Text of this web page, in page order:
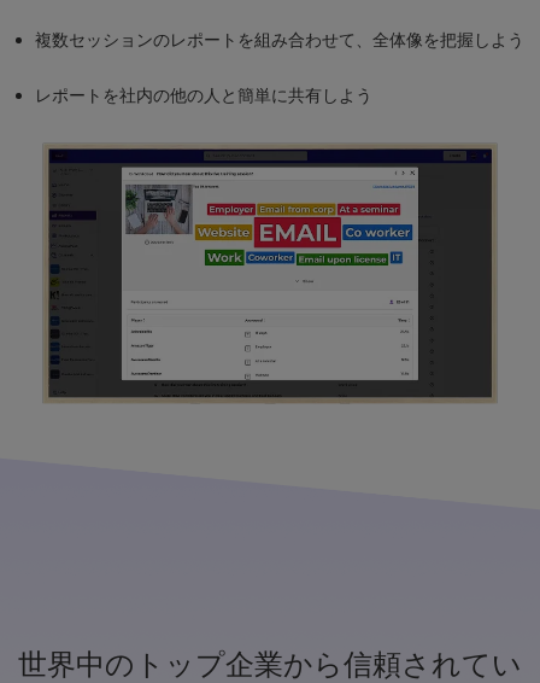
複数セッションのレポートを組み合わせて、全体像を把握しよう
レポートを社内の他の人と簡単に共有しよう
世界中のトップ企業から信頼されてい